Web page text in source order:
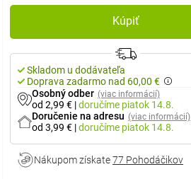
Kúpiť
Skladom u dodávateľa
Doprava zadarmo nad 60,00 €
Osobný odber (viac informácií)
od 2,99 € |doručíme piatok 14.8.
Doručenie na adresu (viac informácií)
od 3,99 € |doručíme piatok 14.8.
Nákupom získate77 Pohodáčikov